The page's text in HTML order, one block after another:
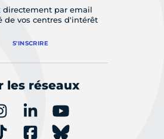
directement par email
de vos centres d'intérêt
S'INSCRIRE
les réseaux